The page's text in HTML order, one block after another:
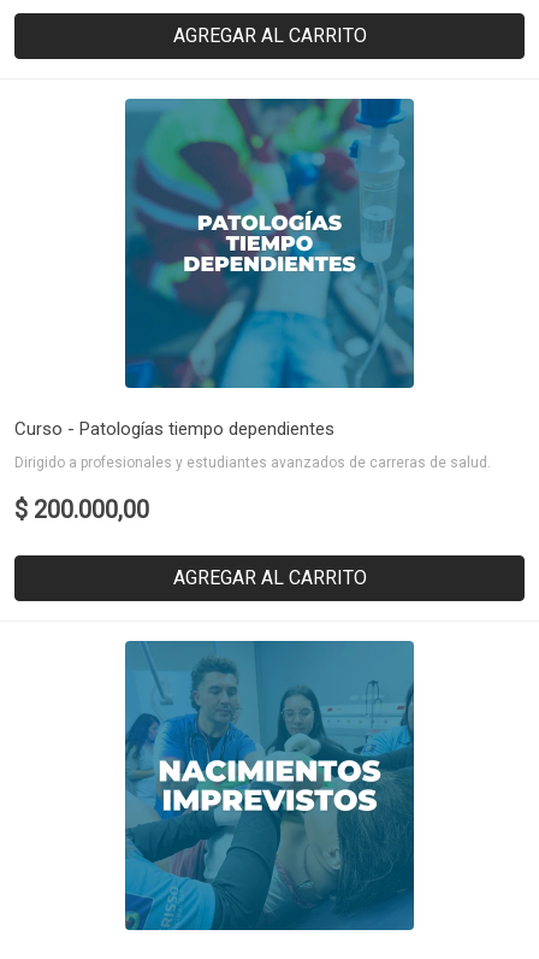
AGREGAR AL CARRITO
Curso - Patologías tiempo dependientes
Dirigido a profesionales y estudiantes avanzados de carreras de salud.
$ 200.000,00
AGREGAR AL CARRITO